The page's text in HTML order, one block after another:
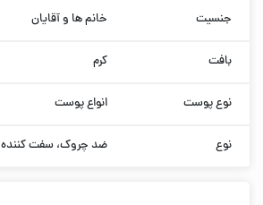
جنسیت خانم ها و آقایان
بافت کرم
نوع پوست انواع پوست
نوع ضد چروک، سفت کننده